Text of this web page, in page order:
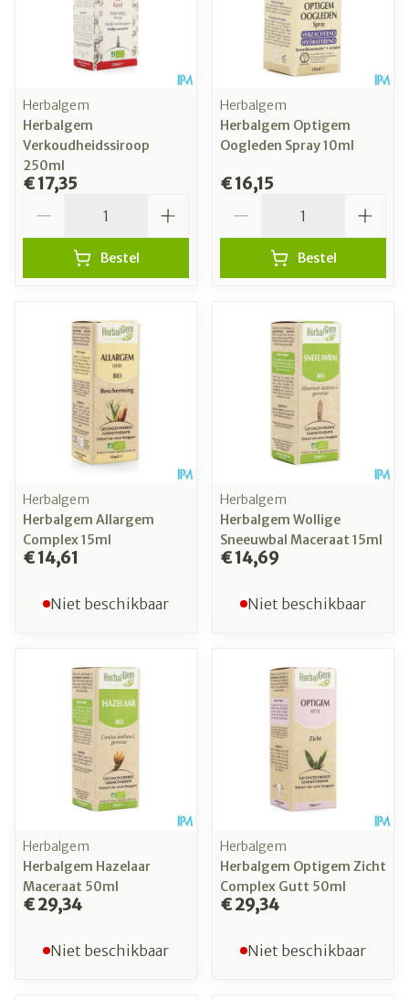
Herbalgem
Herbalgem
Verkoudheidssiroop
250ml
€ 17,35
Bestel
Herbalgem
Herbalgem Optigem
Oogleden Spray 10ml
€ 16,15
Bestel
Herbalgem
Herbalgem Allargem
Complex 15ml
€ 14,61
Niet beschikbaar
Herbalgem
Herbalgem Wollige
Sneeuwbal Maceraat 15ml
€ 14,69
Niet beschikbaar
Herbalgem
Herbalgem Hazelaar
Maceraat 50ml
€ 29,34
Niet beschikbaar
Herbalgem
Herbalgem Optigem Zicht
Complex Gutt 50ml
€ 29,34
Niet beschikbaar